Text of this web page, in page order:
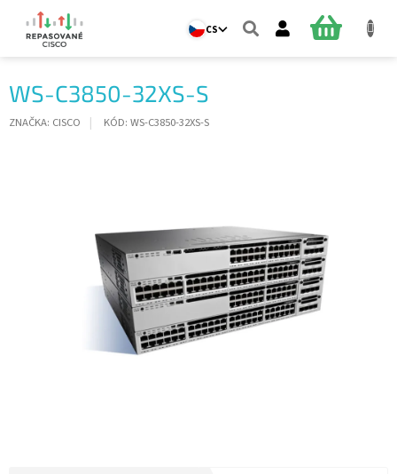
obsah
CS
NÁKUPNÍ
WS-C3850-32XS-S
ZNAČKA: CISCO KÓD: WS-C3850-32XS-S